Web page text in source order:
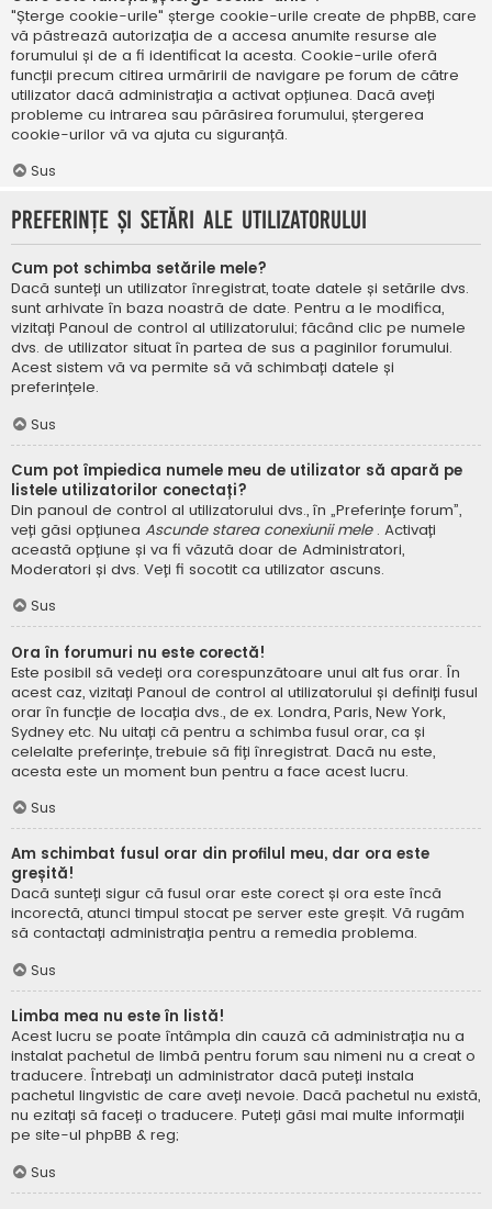
"Șterge cookie-urile" șterge cookie-urile create de phpBB, care
vă păstrează autorizația de a accesa anumite resurse ale
forumului și de a fi identificat la acesta. Cookie-urile oferă
funcții precum citirea urmăririi de navigare pe forum de către
utilizator dacă administrația a activat opțiunea. Dacă aveți
probleme cu intrarea sau părăsirea forumului, ștergerea
cookie-urilor vă va ajuta cu siguranță.
Sus
Preferințe și setări ale utilizatorului
Cum pot schimba setările mele?
Dacă sunteți un utilizator înregistrat, toate datele și setările dvs.
sunt arhivate în baza noastră de date. Pentru a le modifica,
vizitați Panoul de control al utilizatorului; făcând clic pe numele
dvs. de utilizator situat în partea de sus a paginilor forumului.
Acest sistem vă va permite să vă schimbați datele și
preferințele.
Sus
Cum pot împiedica numele meu de utilizator să apară pe
listele utilizatorilor conectați?
Din panoul de control al utilizatorului dvs., în „Preferințe forum”,
veți găsi opțiunea Ascunde starea conexiunii mele . Activați
această opțiune și va fi văzută doar de Administratori,
Moderatori și dvs. Veți fi socotit ca utilizator ascuns.
Sus
Ora în forumuri nu este corectă!
Este posibil să vedeți ora corespunzătoare unui alt fus orar. În
acest caz, vizitați Panoul de control al utilizatorului și definiți fusul
orar în funcție de locația dvs., de ex. Londra, Paris, New York,
Sydney etc. Nu uitați că pentru a schimba fusul orar, ca și
celelalte preferințe, trebuie să fiți înregistrat. Dacă nu este,
acesta este un moment bun pentru a face acest lucru.
Sus
Am schimbat fusul orar din profilul meu, dar ora este
greșită!
Dacă sunteți sigur că fusul orar este corect și ora este încă
incorectă, atunci timpul stocat pe server este greșit. Vă rugăm
să contactați administrația pentru a remedia problema.
Sus
Limba mea nu este în listă!
Acest lucru se poate întâmpla din cauză că administrația nu a
instalat pachetul de limbă pentru forum sau nimeni nu a creat o
traducere. Întrebați un administrator dacă puteți instala
pachetul lingvistic de care aveți nevoie. Dacă pachetul nu există,
nu ezitați să faceți o traducere. Puteți găsi mai multe informații
pe site-ul phpBB & reg;
Sus